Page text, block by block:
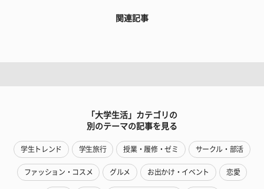
関連記事
「大学生活」カテゴリの
別のテーマの記事を見る
学生トレンド 学生旅行 授業・履修・ゼミ サークル・部活
ファッション・コスメ グルメ お出かけ・イベント 恋愛